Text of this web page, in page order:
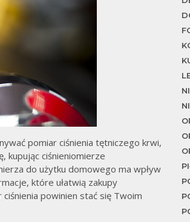
pomiar ciśnienia tętniczego krwi,
kupując ciśnieniomierze
do użytku domowego ma wpływ
które ułatwią zakupy
powinien stać się Twoim